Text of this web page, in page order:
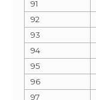
91
92
93
94
95
96
97